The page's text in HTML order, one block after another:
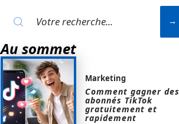
Au sommet
Marketing
Comment gagner des
abonnés TikTok
gratuitement et
rapidement